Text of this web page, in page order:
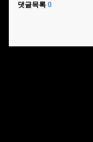
댓글목록 0